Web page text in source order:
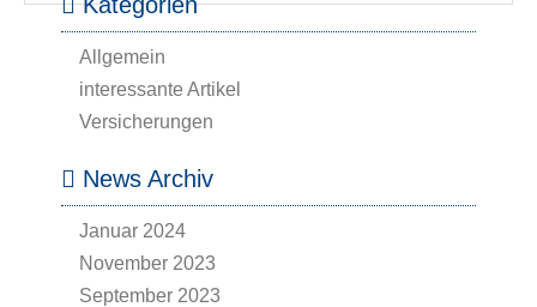
Allgemein
interessante Artikel
Versicherungen
News Archiv
Januar 2024
November 2023
September 2023